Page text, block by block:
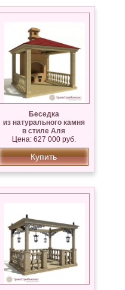
Беседка
из натурального камня
в стиле Аля
Рус,Известняк Сары —
Таш
Цена: 627 000 руб.
Купить